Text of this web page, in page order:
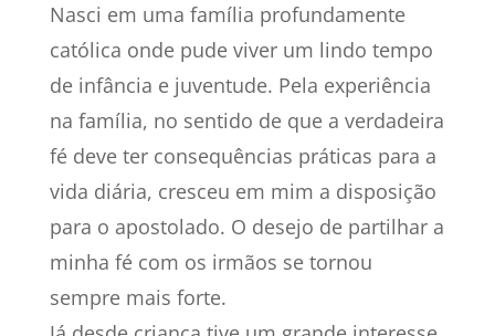
Nasci em uma família profundamente
católica onde pude viver um lindo tempo
de infância e juventude. Pela experiência
na família, no sentido de que a verdadeira
fé deve ter consequências práticas para a
vida diária, cresceu em mim a disposição
para o apostolado. O desejo de partilhar a
minha fé com os irmãos se tornou
sempre mais forte.